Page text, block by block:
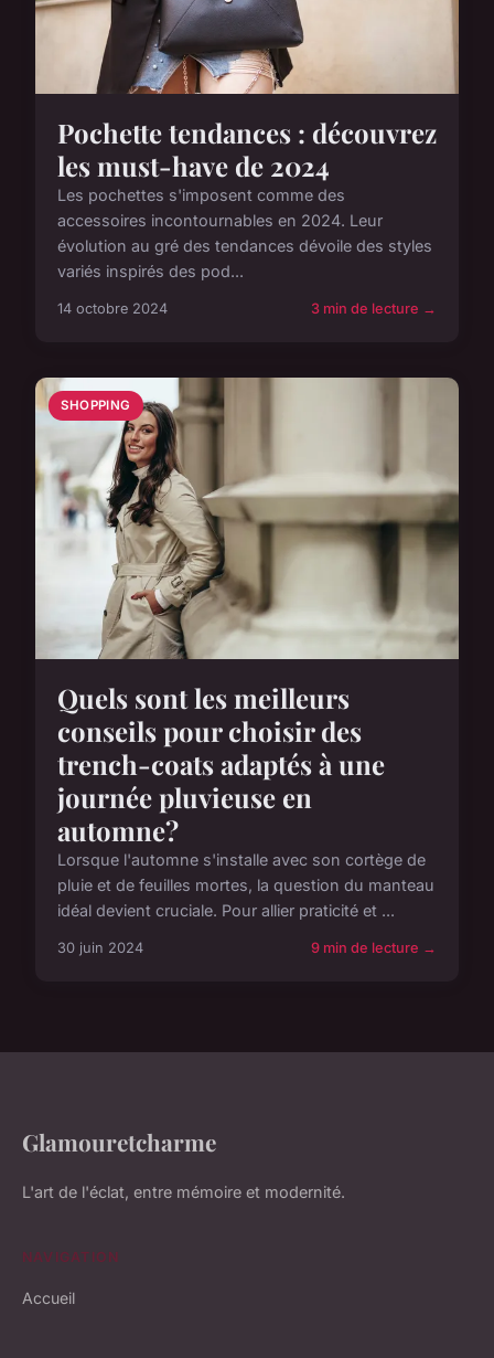
Pochette tendances : découvrez
les must-have de 2024
Les pochettes s'imposent comme des
accessoires incontournables en 2024. Leur
évolution au gré des tendances dévoile des styles
variés inspirés des pod...
14 octobre 2024 3 min de lecture →
SHOPPING
Quels sont les meilleurs
conseils pour choisir des
trench-coats adaptés à une
journée pluvieuse en
automne?
Lorsque l'automne s'installe avec son cortège de
pluie et de feuilles mortes, la question du manteau
idéal devient cruciale. Pour allier praticité et ...
30 juin 2024 9 min de lecture →
Glamouretcharme
L'art de l'éclat, entre mémoire et modernité.
NAVIGATION
Accueil